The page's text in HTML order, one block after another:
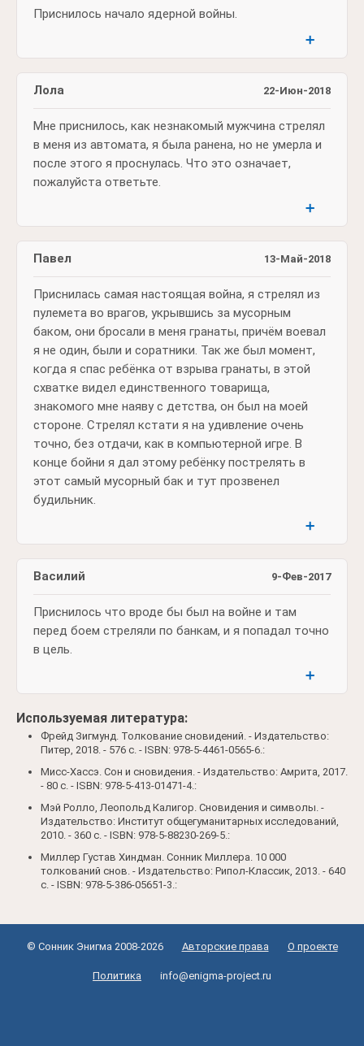
Приснилось начало ядерной войны.
➕
22-Июн-2018
Лола
Мне приснилось, как незнакомый мужчина стрелял
в меня из автомата, я была ранена, но не умерла и
после этого я проснулась. Что это означает,
пожалуйста ответьте.
➕
13-Май-2018
Павел
Приснилась самая настоящая война, я стрелял из
пулемета во врагов, укрывшись за мусорным
баком, они бросали в меня гранаты, причём воевал
я не один, были и соратники. Так же был момент,
когда я спас ребёнка от взрыва гранаты, в этой
схватке видел единственного товарища,
знакомого мне наяву с детства, он был на моей
стороне. Стрелял кстати я на удивление очень
точно, без отдачи, как в компьютерной игре. В
конце бойни я дал этому ребёнку пострелять в
этот самый мусорный бак и тут прозвенел
будильник.
➕
9-Фев-2017
Василий
Приснилось что вроде бы был на войне и там
перед боем стреляли по банкам, и я попадал точно
в цель.
➕
Используемая литература:
Фрейд Зигмунд. Толкование сновидений. - Издательство:
Питер, 2018. - 576 c. - ISBN: 978-5-4461-0565-6.:
Мисс-Хассэ. Сон и сновидения. - Издательство: Амрита, 2017.
- 80 c. - ISBN: 978-5-413-01471-4.:
Мэй Ролло, Леопольд Калигор. Сновидения и символы. -
Издательство: Институт общегуманитарных исследований,
2010. - 360 c. - ISBN: 978-5-88230-269-5.:
Миллер Густав Хиндман. Сонник Миллера. 10 000
толкований снов. - Издательство: Рипол-Классик, 2013. - 640
c. - ISBN: 978-5-386-05651-3.:
© Сонник Энигма 2008-2026 Авторские права О проекте
Политика info@enigma-project.ru